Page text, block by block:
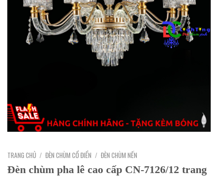
TRANG CHỦ / ĐÈN CHÙM CỔ ĐIỂN / ĐÈN CHÙM NẾN
Đèn chùm pha lê cao cấp CN-7126/12 trang